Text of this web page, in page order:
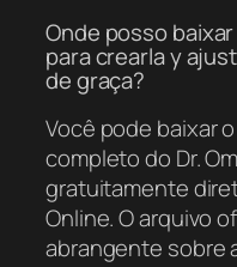
Onde posso
para crearla y
de graça?
Você pode baixar
completo do Dr.
gratuitamente
Online. O arquivo
abrangente sobre